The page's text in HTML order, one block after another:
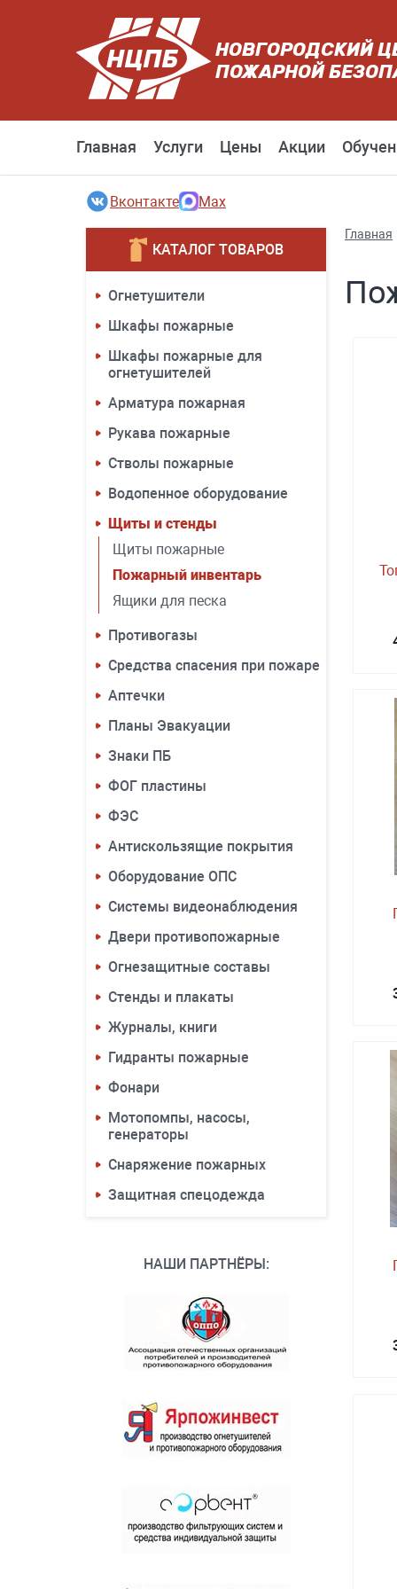
НОВГОРОДСКИЙ
ПОЖАРНОЙ
Главная Услуги Цены Акции
Вконтакте Max
КАТАЛОГ ТОВАРОВ
Огнетушители
Шкафы пожарные
Шкафы пожарные для
огнетушителей
Арматура пожарная
Рукава пожарные
Стволы пожарные
Водопенное оборудование
Щиты и стенды
Щиты пожарные
Пожарный инвентарь
Ящики для песка
Противогазы
Средства спасения при пожаре
Аптечки
Планы Эвакуации
Знаки ПБ
ФОГ пластины
ФЭС
Антискользящие покрытия
Оборудование ОПС
Системы видеонаблюдения
Двери противопожарные
Огнезащитные составы
Стенды и плакаты
Журналы, книги
Гидранты пожарные
Фонари
Мотопомпы, насосы,
генераторы
Снаряжение пожарных
Защитная спецодежда
НАШИ ПАРТНЁРЫ:
Главная